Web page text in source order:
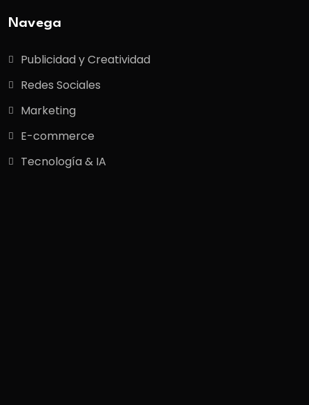
Navega
Publicidad y Creatividad
Redes Sociales
Marketing
E-commerce
Tecnología & IA